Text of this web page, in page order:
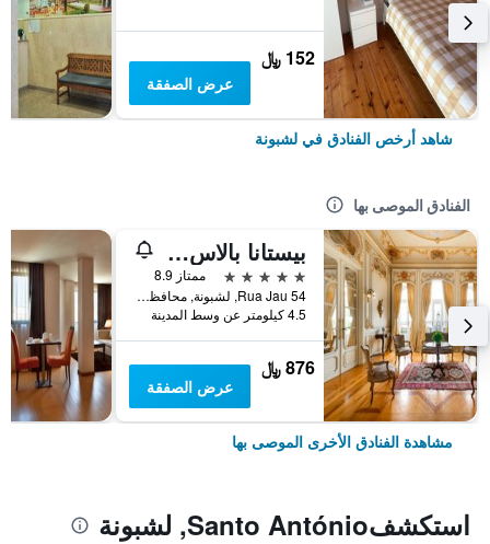
152 ﷼
عرض الصفقة
شاهد أرخص الفنادق في لشبونة
الفنادق الموصى بها
بيستانا بالاس ليسبوا هوتل آند ناشونال مونومنت - ذا ليدينج هوتلز أوف ذا وورلد
5 نجوم
ممتاز 8.9
Rua Jau 54, لشبونة, محافظة لشبونة, البرتغال
4.5 كيلومتر عن وسط المدينة
876 ﷼
عرض الصفقة
مشاهدة الفنادق الأخرى الموصى بها
استكشفSanto António, لشبونة